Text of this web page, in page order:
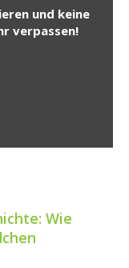
und keine
verpassen!
Wie